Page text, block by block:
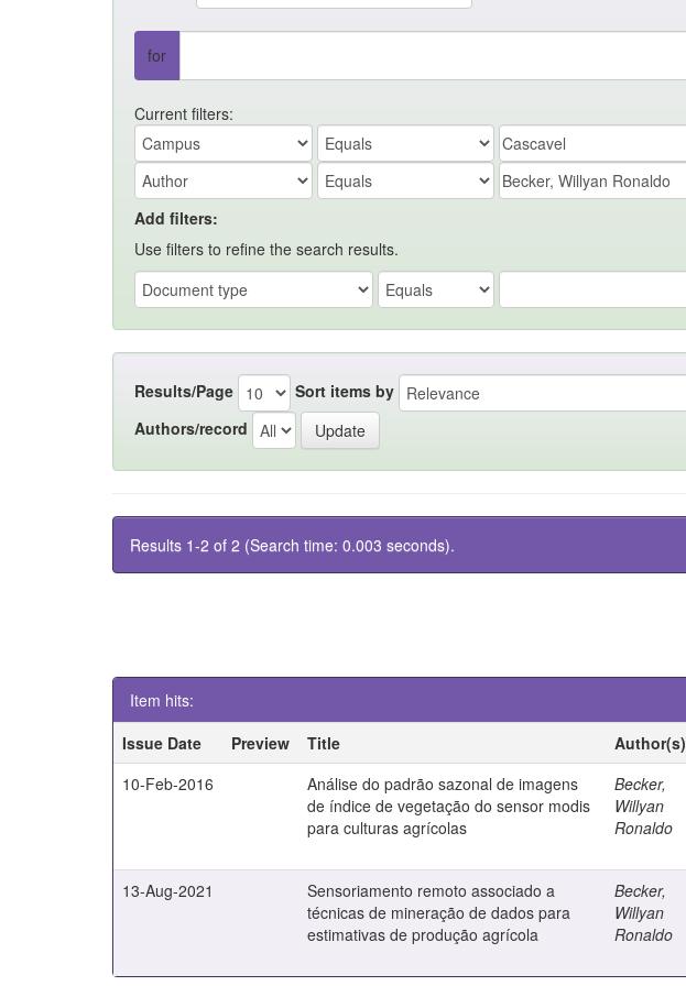
for
Current filters:
Add filters:
Use filters to refine the search results.
Results/Page Sort items by
Authors/record
Results 1-2 of 2 (Search time: 0.003 seconds).
Item hits:
Issue Date
Preview Title Author(s)
10-Feb-2016
Análise do padrão sazonal de imagens
de índice de vegetação do sensor modis
para culturas agrícolas
Becker,
Willyan
Ronaldo
13-Aug-2021
Sensoriamento remoto associado a
técnicas de mineração de dados para
estimativas de produção agrícola
Becker,
Willyan
Ronaldo